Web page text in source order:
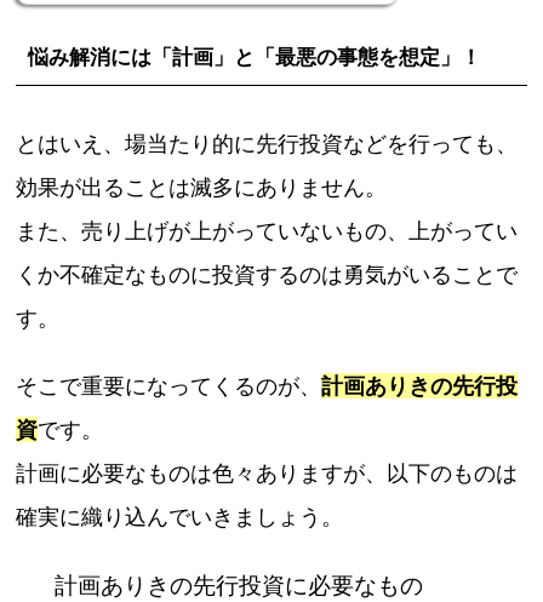
悩み解消には「計画」と「最悪の事態を想定」！
とはいえ、場当たり的に先行投資などを行っても、
効果が出ることは滅多にありません。
また、売り上げが上がっていないもの、上がってい
くか不確定なものに投資するのは勇気がいることで
す。
そこで重要になってくるのが、計画ありきの先行投
資です。
計画に必要なものは色々ありますが、以下のものは
確実に織り込んでいきましょう。
計画ありきの先行投資に必要なもの